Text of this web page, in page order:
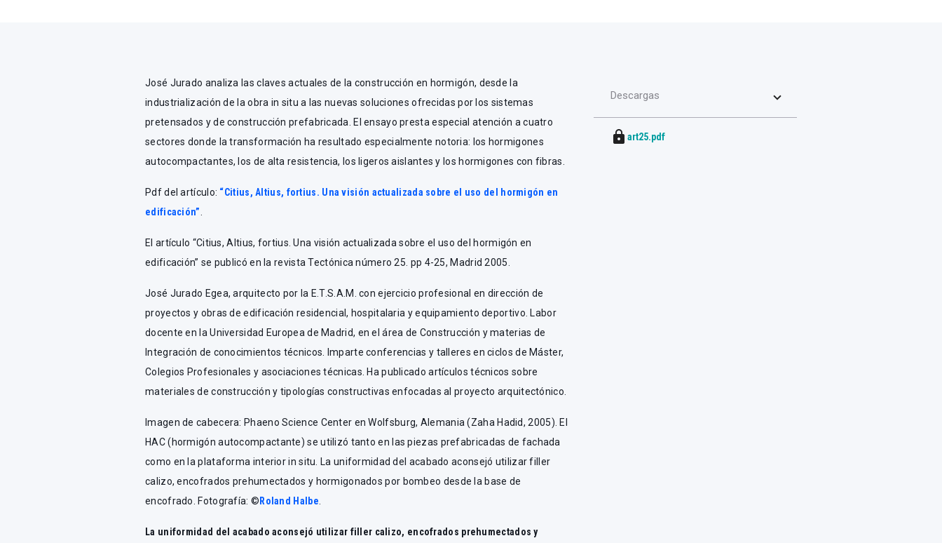
José Jurado analiza las claves actuales de la construcción en hormigón, desde la
industrialización de la obra in situ a las nuevas soluciones ofrecidas por los sistemas
pretensados y de construcción prefabricada. El ensayo presta especial atención a cuatro
sectores donde la transformación ha resultado especialmente notoria: los hormigones
autocompactantes, los de alta resistencia, los ligeros aislantes y los hormigones con fibras.
Pdf del artículo: “Citius, Altius, fortius. Una visión actualizada sobre el uso del hormigón en
edificación”
El artículo “Citius, Altius, fortius. Una visión actualizada sobre el uso del hormigón en
edificación” se publicó en la revista Tectónica número 25. pp 4-25, Madrid 2005.
José Jurado Egea, arquitecto por la E.T.S.A.M. con ejercicio profesional en dirección de
proyectos y obras de edificación residencial, hospitalaria y equipamiento deportivo. Labor
docente en la Universidad Europea de Madrid, en el área de Construcción y materias de
Integración de conocimientos técnicos. Imparte conferencias y talleres en ciclos de Máster,
Colegios Profesionales y asociaciones técnicas. Ha publicado artículos técnicos sobre
materiales de construcción y tipologías constructivas enfocadas al proyecto arquitectónico.
Imagen de cabecera: Phaeno Science Center en Wolfsburg, Alemania (Zaha Hadid, 2005). El
HAC (hormigón autocompactante) se utilizó tanto en las piezas prefabricadas de fachada
como en la plataforma interior in situ. La uniformidad del acabado aconsejó utilizar filler
calizo, encofrados prehumectados y hormigonados por bombeo desde la base de
encofrado. Fotografía: © Roland Halbe
La uniformidad del acabado aconsejó utilizar filler calizo, encofrados prehumectados y
Descargas
lock art25.pdf